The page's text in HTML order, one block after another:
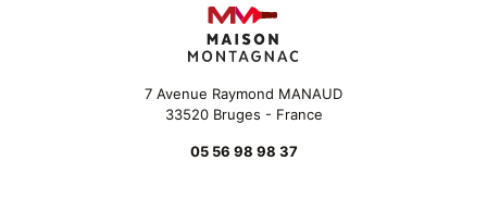
sur
la
page
produit
7 Avenue Raymond MANAUD
33520 Bruges - France
05 56 98 98 37